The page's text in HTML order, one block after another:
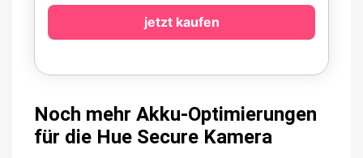
jetzt kaufen
Noch mehr Akku-Optimierungen
für die Hue Secure Kamera